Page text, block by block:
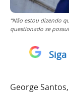
“Não estou dizendo
questionado se
George